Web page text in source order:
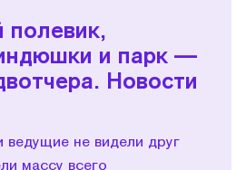
полевик,
и парк —
Новости
не видели друг
массу всего